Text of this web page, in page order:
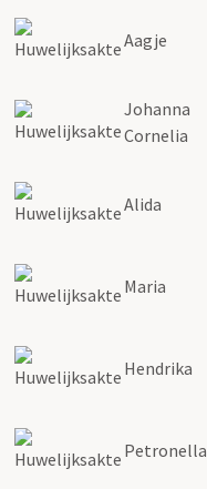
Aagje
Johanna
Cornelia
Alida
Maria
Hendrika
Petronella